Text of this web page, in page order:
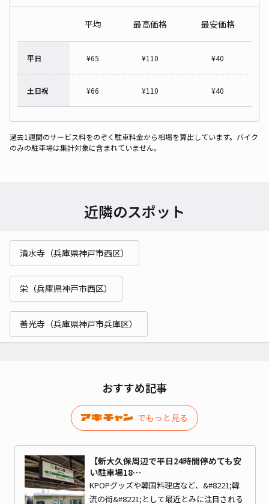
平均 最高価格 最安価格
平日 ¥65 ¥110 ¥40
土日祝 ¥66 ¥110 ¥40
過去1週間のサービス料をのぞく駐車料金から相場を算出しています。バイク
のみの駐車場は集計対象に含まれていません。
近隣のスポット
清水寺（兵庫県神戸市西区）
栄（兵庫県神戸市西区）
善光寺（兵庫県神戸市兵庫区）
おすすめ記事
でもっと見る
【新大久保周辺で平日24時間停めても安
い駐車場18…
KPOPグッズや韓国料理店など、&#8221;韓
流の街&#8221;として最近とみに注目される